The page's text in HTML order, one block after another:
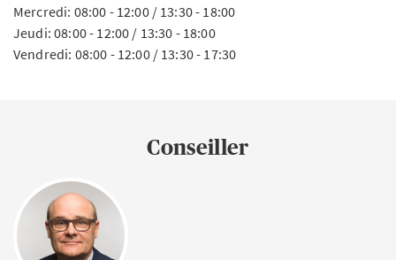
Mercredi: 08:00 - 12:00 / 13:30 - 18:00
Jeudi: 08:00 - 12:00 / 13:30 - 18:00
Vendredi: 08:00 - 12:00 / 13:30 - 17:30
Conseiller